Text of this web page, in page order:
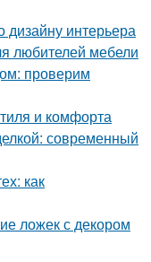
дизайну интерьера
любителей мебели
проверим
и комфорта
современный
как
ложек с декором